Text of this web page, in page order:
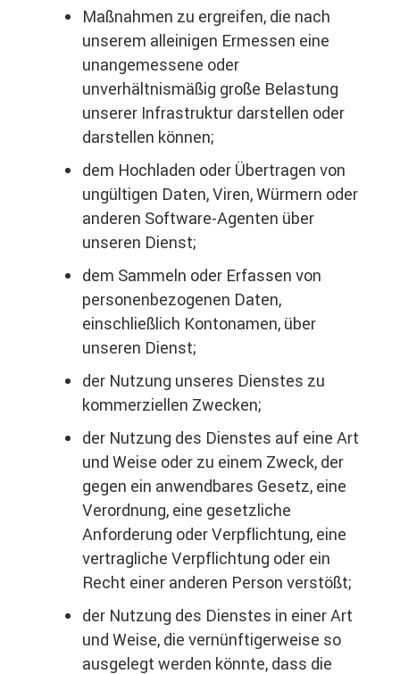
Maßnahmen zu ergreifen, die nach
unserem alleinigen Ermessen eine
unangemessene oder
unverhältnismäßig große Belastung
unserer Infrastruktur darstellen oder
darstellen können;
dem Hochladen oder Übertragen von
ungültigen Daten, Viren, Würmern oder
anderen Software-Agenten über
unseren Dienst;
dem Sammeln oder Erfassen von
personenbezogenen Daten,
einschließlich Kontonamen, über
unseren Dienst;
der Nutzung unseres Dienstes zu
kommerziellen Zwecken;
der Nutzung des Dienstes auf eine Art
und Weise oder zu einem Zweck, der
gegen ein anwendbares Gesetz, eine
Verordnung, eine gesetzliche
Anforderung oder Verpflichtung, eine
vertragliche Verpflichtung oder ein
Recht einer anderen Person verstößt;
der Nutzung des Dienstes in einer Art
und Weise, die vernünftigerweise so
ausgelegt werden könnte, dass die